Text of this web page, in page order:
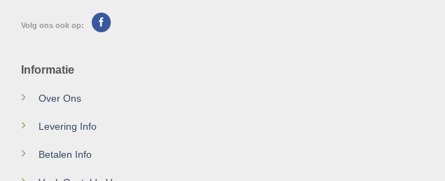
Volg ons ook op:
Informatie
Over Ons
Levering Info
Betalen Info